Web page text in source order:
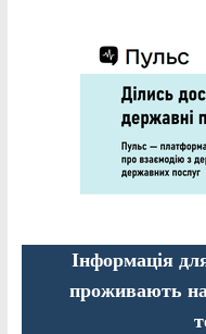
Інформація
проживають